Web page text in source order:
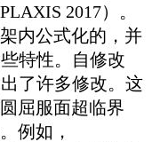
2017）。
内公式化的，并
特性。自修改
了许多修改。这
屈服面超临界
例如，